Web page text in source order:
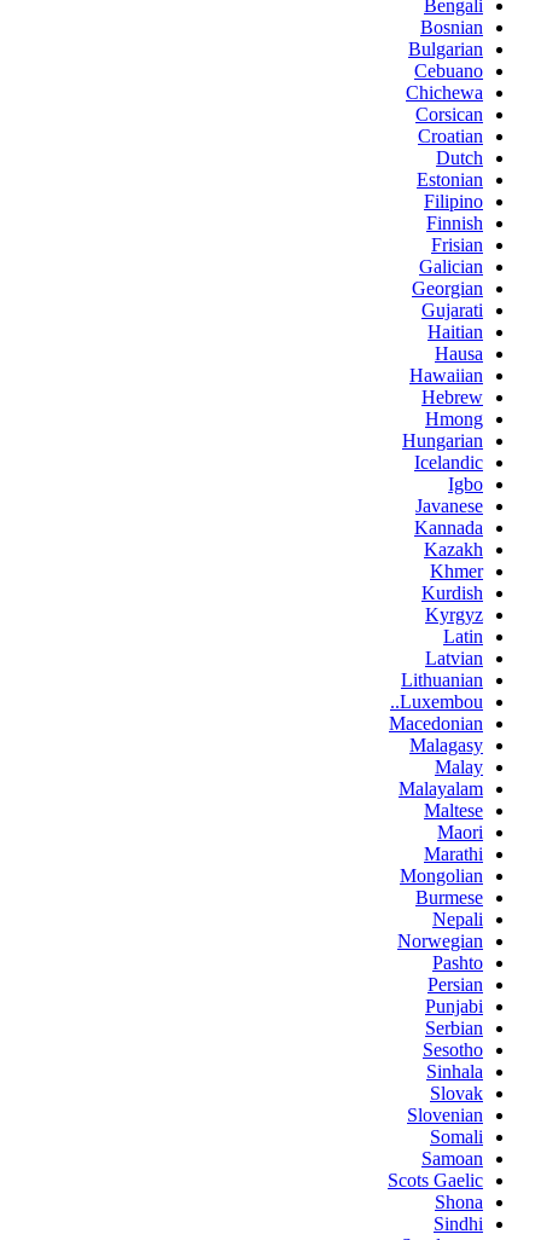
Bengali
Bosnian
Bulgarian
Cebuano
Chichewa
Corsican
Croatian
Dutch
Estonian
Filipino
Finnish
Frisian
Galician
Georgian
Gujarati
Haitian
Hausa
Hawaiian
Hebrew
Hmong
Hungarian
Icelandic
Igbo
Javanese
Kannada
Kazakh
Khmer
Kurdish
Kyrgyz
Latin
Latvian
Lithuanian
Luxembou..
Macedonian
Malagasy
Malay
Malayalam
Maltese
Maori
Marathi
Mongolian
Burmese
Nepali
Norwegian
Pashto
Persian
Punjabi
Serbian
Sesotho
Sinhala
Slovak
Slovenian
Somali
Samoan
Scots Gaelic
Shona
Sindhi